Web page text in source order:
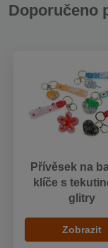
Doporučeno
Přívěsek na
klíče s
glitry
Zobrazit